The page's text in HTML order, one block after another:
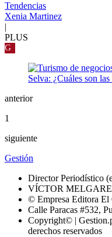
Tendencias
Xenia Martinez
|
PLUS
G
anterior
1
siguiente
Gestión
Director Periodístico
VÍCTOR
© Empresa Editora El
Calle Paracas #532,
Copyright© |
derechos reservados